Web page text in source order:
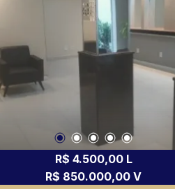
R$ 4.500,00 L
R$ 850.000,00 V